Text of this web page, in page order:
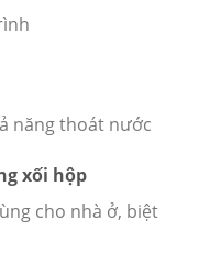
năng thoát nước
xối hộp
cho nhà ở, biệt